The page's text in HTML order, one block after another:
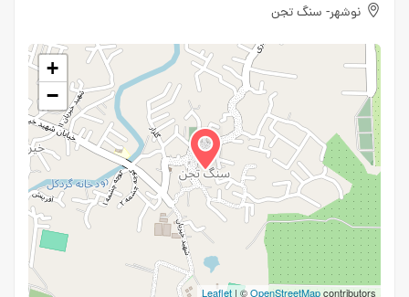
نوشهر- سنگ تجن
+
−
Leaflet | ©OpenStreetMapcontributors